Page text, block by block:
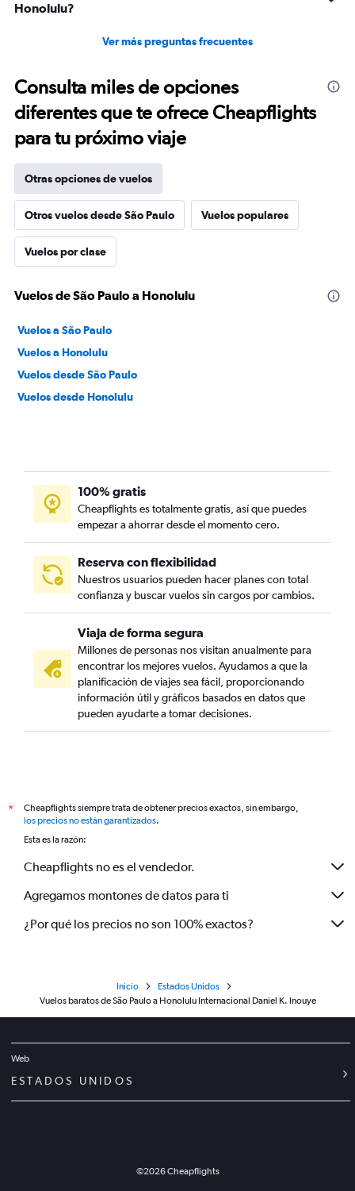
Honolulu?
Ver más preguntas frecuentes
Consulta miles de opciones
diferentes que te ofrece Cheapflights
para tu próximo viaje
Otras opciones de vuelos
Otros vuelos desde São Paulo Vuelos populares
Vuelos por clase
Vuelos de São Paulo a Honolulu
Vuelos a São Paulo
Vuelos a Honolulu
Vuelos desde São Paulo
Vuelos desde Honolulu
100% gratis
Cheapflights es totalmente gratis, así que puedes
empezar a ahorrar desde el momento cero.
Reserva con flexibilidad
Nuestros usuarios pueden hacer planes con total
confianza y buscar vuelos sin cargos por cambios.
Viaja de forma segura
Millones de personas nos visitan anualmente para
encontrar los mejores vuelos. Ayudamos a que la
planificación de viajes sea fácil, proporcionando
información útil y gráficos basados en datos que
pueden ayudarte a tomar decisiones.
*
Cheapflights siempre trata de obtener precios exactos, sin embargo,
los precios no están garantizados.
Esta es la razón:
Cheapflights no es el vendedor.
Agregamos montones de datos para ti
¿Por qué los precios no son 100% exactos?
Inicio
Estados Unidos
Vuelos baratos de São Paulo a Honolulu Internacional Daniel K. Inouye
Web
ESTADOS UNIDOS
©2026Cheapflights